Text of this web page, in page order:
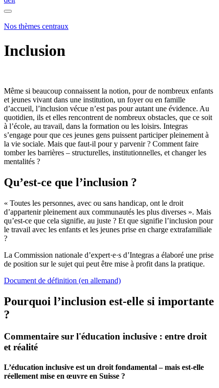
Nos thèmes centraux
Inclusion
Même si beaucoup connaissent la notion, pour de nombreux enfants
et jeunes vivant dans une institution, un foyer ou en famille
d’accueil, l’inclusion vécue n’est pas pour autant une évidence. Au
quotidien, ils et elles rencontrent de nombreux obstacles, que ce soit
à l’école, au travail, dans la formation ou les loisirs. Integras
s’engage pour que ces jeunes gens puissent participer pleinement à
la vie sociale. Mais que faut-il pour y parvenir ? Comment faire
tomber les barrières – structurelles, institutionnelles, et changer les
mentalités ?
Qu’est-ce que l’inclusion ?
« Toutes les personnes, avec ou sans handicap, ont le droit
d’appartenir pleinement aux communautés les plus diverses ». Mais
qu’est-ce que cela signifie, au juste ? Et que signifie l’inclusion pour
le travail avec les enfants et les jeunes prise en charge extrafamiliale
?
La Commission nationale d’expert·e·s d’Integras a élaboré une prise
de position sur le sujet qui peut être mise à profit dans la pratique.
Document de définition (en allemand)
Pourquoi l’inclusion est-elle si importante
?
Commentaire sur l'éducation inclusive : entre droit
et réalité
L’éducation inclusive est un droit fondamental – mais est-elle
réellement mise en œuvre en Suisse ?